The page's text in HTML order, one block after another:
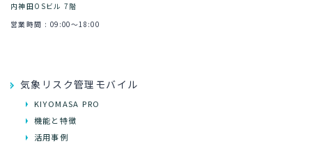
内神田OSビル 7階
営業時間 : 09:00～18:00
気象リスク管理モバイル
KIYOMASA PRO
機能と特徴
活用事例